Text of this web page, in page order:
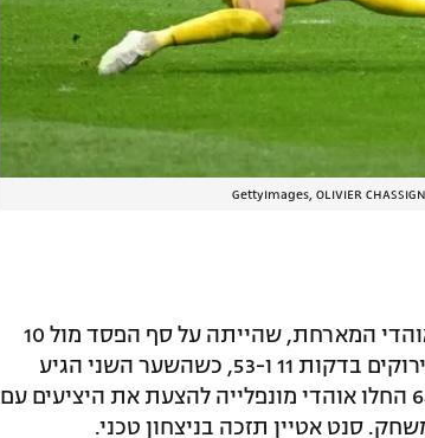
קרב התחתית לא הגיע לסיומו בעקבות זעמם של אוהדי המארחת, שהייתה על סף הפסד מול 10
שחקנים. לוקא סטאסן הבלגי כבש פעמיים לזכות הירוקים בדקות 11 ו-53, כשהשער השני הגיע
לאחר הרחקתו של מקסים ברנאוור (45). בדקה ה-64 החלו אוהדי מונפלייה להצעת את היציעים עם
סנט אטיין תזכה בניצחון טכני.